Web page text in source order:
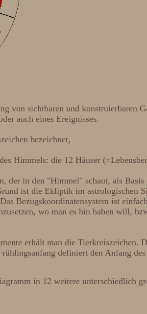
von sichtbaren und konstruierbaren
auch eines Ereignisses.
bezeichnet,
Himmels: die 12 Häuser
der in den "Himmel" schaut, als
ist die Ekliptik im astrologischen
Bezugskoordinatensystem ist
wo man es hin haben will,
erhält man die
definiert den Anfang
in 12 weitere unterschiedlich